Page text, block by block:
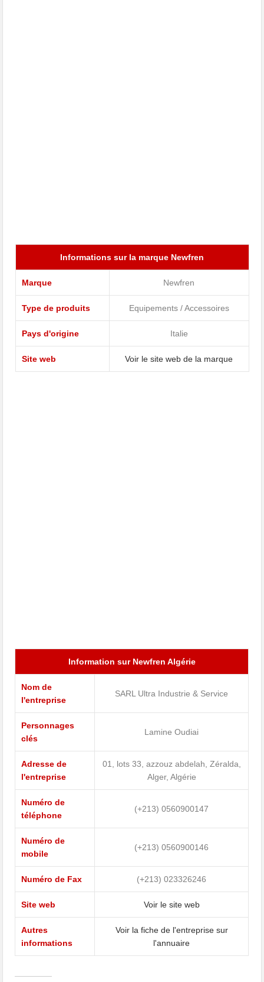
Informations sur la marque Newfren
Marque Newfren
Type de produits Equipements / Accessoires
Pays d'origine Italie
Site web Voir le site web de la marque
Information sur Newfren Algérie
Nom de
l'entreprise
SARL Ultra Industrie & Service
Personnages
clés
Lamine Oudiai
Adresse de
l'entreprise
01, lots 33, azzouz abdelah, Zéralda,
Alger, Algérie
Numéro de
téléphone
(+213) 0560900147
Numéro de
mobile
(+213) 0560900146
Numéro de Fax (+213) 023326246
Site web Voir le site web
Autres
informations
Voir la fiche de l'entreprise sur
l'annuaire